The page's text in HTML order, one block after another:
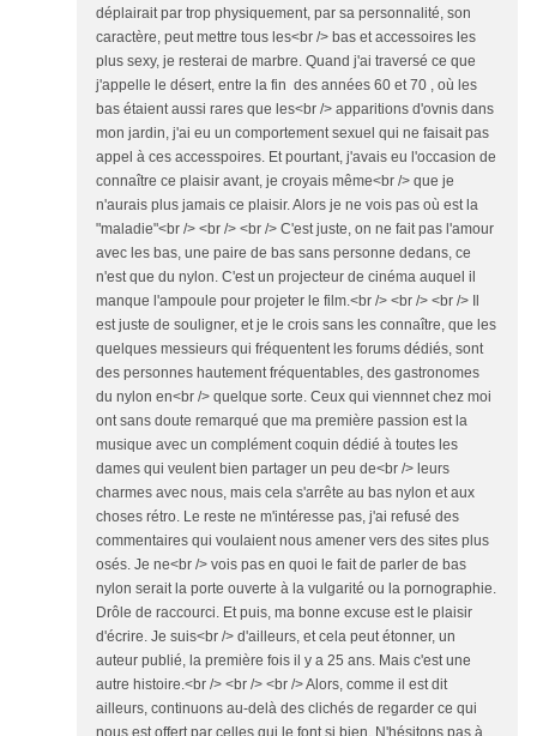
déplairait par trop physiquement, par sa personnalité, son
caractère, peut mettre tous les<br /> bas et accessoires les
plus sexy, je resterai de marbre. Quand j'ai traversé ce que
j'appelle le désert, entre la fin des années 60 et 70 , où les
bas étaient aussi rares que les<br /> apparitions d'ovnis dans
mon jardin, j'ai eu un comportement sexuel qui ne faisait pas
appel à ces accesspoires. Et pourtant, j'avais eu l'occasion de
connaître ce plaisir avant, je croyais même<br /> que je
n'aurais plus jamais ce plaisir. Alors je ne vois pas où est la
"maladie"<br /> <br /> <br /> C'est juste, on ne fait pas l'amour
avec les bas, une paire de bas sans personne dedans, ce
n'est que du nylon. C'est un projecteur de cinéma auquel il
manque l'ampoule pour projeter le film.<br /> <br /> <br /> Il
est juste de souligner, et je le crois sans les connaître, que les
quelques messieurs qui fréquentent les forums dédiés, sont
des personnes hautement fréquentables, des gastronomes
du nylon en<br /> quelque sorte. Ceux qui viennnet chez moi
ont sans doute remarqué que ma première passion est la
musique avec un complément coquin dédié à toutes les
dames qui veulent bien partager un peu de<br /> leurs
charmes avec nous, mais cela s'arrête au bas nylon et aux
choses rétro. Le reste ne m'intéresse pas, j'ai refusé des
commentaires qui voulaient nous amener vers des sites plus
osés. Je ne<br /> vois pas en quoi le fait de parler de bas
nylon serait la porte ouverte à la vulgarité ou la pornographie.
Drôle de raccourci. Et puis, ma bonne excuse est le plaisir
d'écrire. Je suis<br /> d'ailleurs, et cela peut étonner, un
auteur publié, la première fois il y a 25 ans. Mais c'est une
autre histoire.<br /> <br /> <br /> Alors, comme il est dit
ailleurs, continuons au-delà des clichés de regarder ce qui
nous est offert par celles qui le font si bien. N'hésitons pas à